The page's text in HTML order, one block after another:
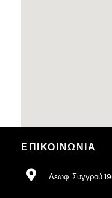
ΕΠΙΚΟΙΝΩΝΙΑ
Λεωφ. Συγγρού